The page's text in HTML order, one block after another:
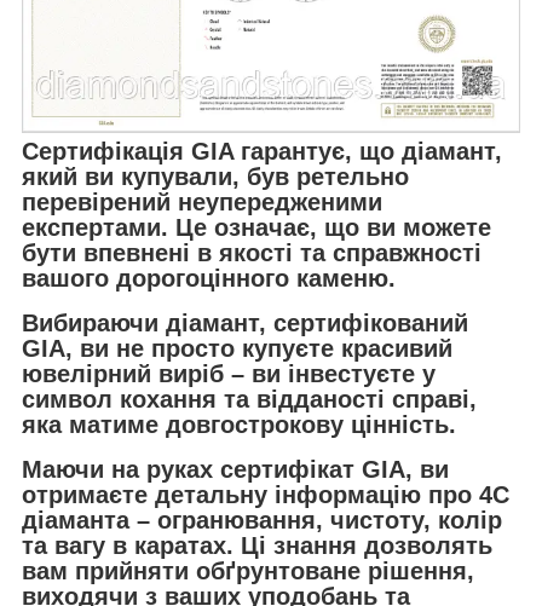
Сертифікація GIA гарантує, що діамант,
який ви купували, був ретельно
перевірений неупередженими
експертами. Це означає, що ви можете
бути впевнені в якості та справжності
вашого дорогоцінного каменю.
Вибираючи діамант, сертифікований
GIA, ви не просто купуєте красивий
ювелірний виріб – ви інвестуєте у
символ кохання та відданості справі,
яка матиме довгострокову цінність.
Маючи на руках сертифікат GIA, ви
отримаєте детальну інформацію про 4C
діаманта – огранювання, чистоту, колір
та вагу в каратах. Ці знання дозволять
вам прийняти обґрунтоване рішення,
виходячи з ваших уподобань та